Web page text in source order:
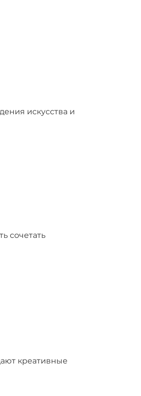
искусства и
сочетать
креативные